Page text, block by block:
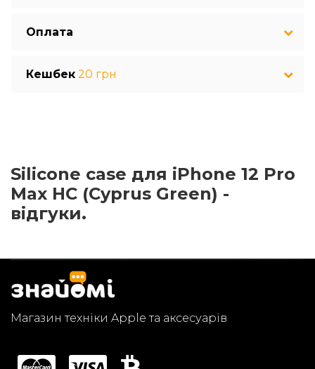
Оплата
Кешбек 20 грн
Silicone case для iPhone 12 Pro
Max HC (Cyprus Green) -
відгуки.
Магазин техніки Apple та аксесуарів